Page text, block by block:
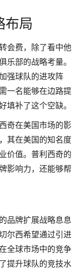
布局
会费，除了看中他
乐部的战略考量。
强球队的进攻阵
一名能够在边路提
填补了这个空缺。
奇在美国市场的影
其在美国的知名度
价值。普利西奇的
影响力，还能够帮
品牌扩展战略息息
尔西希望通过引进
全球市场中的竞争
提升球队的竞技水